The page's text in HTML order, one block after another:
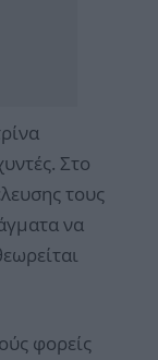
Στο
τους
να
φορείς